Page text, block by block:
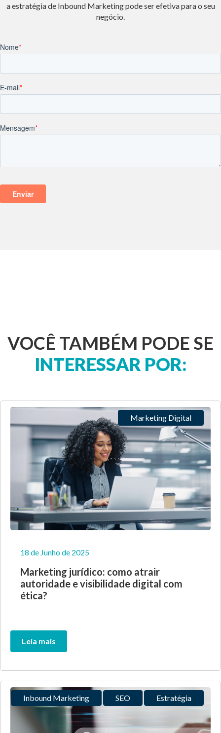
a estratégia de Inbound Marketing pode ser efetiva para o seu
negócio.
VOCÊ TAMBÉM PODE SE
INTERESSAR POR:
Marketing Digital
18 de Junho de 2025
Marketing jurídico: como atrair
autoridade e visibilidade digital com
ética?
Leia mais
Inbound Marketing SEO Estratégia